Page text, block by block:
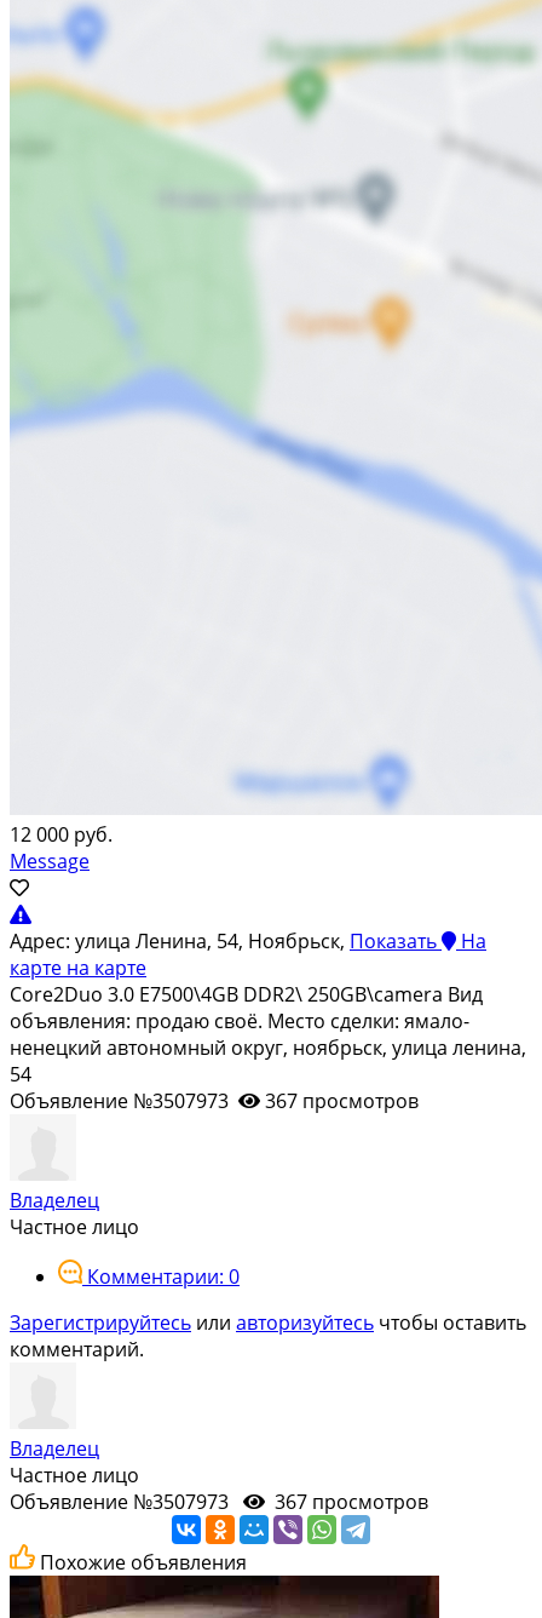
12 000 руб.
Message
Адрес: улица Ленина, 54, Ноябрьск, Показать
На
карте на карте
Core2Duo 3.0 E7500\4GB DDR2\ 250GB\camera Вид
объявления: продаю своё. Место сделки: ямало-
ненецкий автономный округ, ноябрьск, улица ленина,
54
Объявление №3507973
367 просмотров
Владелец
Частное лицо
Комментарии: 0
Зарегистрируйтесь или авторизуйтесь чтобы оставить
комментарий.
Владелец
Частное лицо
Объявление №3507973
367 просмотров
Похожие объявления